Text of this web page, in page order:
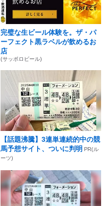
完璧な生ビール体験を。ザ・パ
ーフェクト黒ラベルが飲めるお
店
(サッポロビール)
【話題沸騰】3連単連続的中の競
馬予想サイト、ついに判明 PR(ル
ーツ)